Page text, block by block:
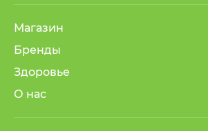
Магазин
Бренды
Здоровье
О нас